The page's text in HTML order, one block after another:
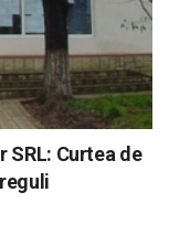
SRL: Curtea de